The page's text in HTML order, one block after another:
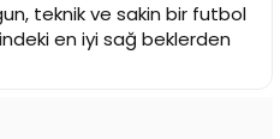
teknik ve sakin bir futbol
en iyi sağ beklerden